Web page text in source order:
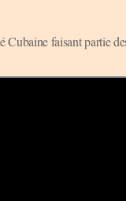
faisant partie